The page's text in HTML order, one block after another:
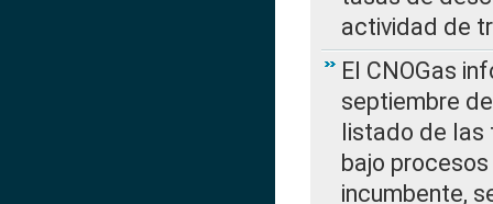
actividad de
El CNOGas
septiembre
listado de las
bajo
incumbente,